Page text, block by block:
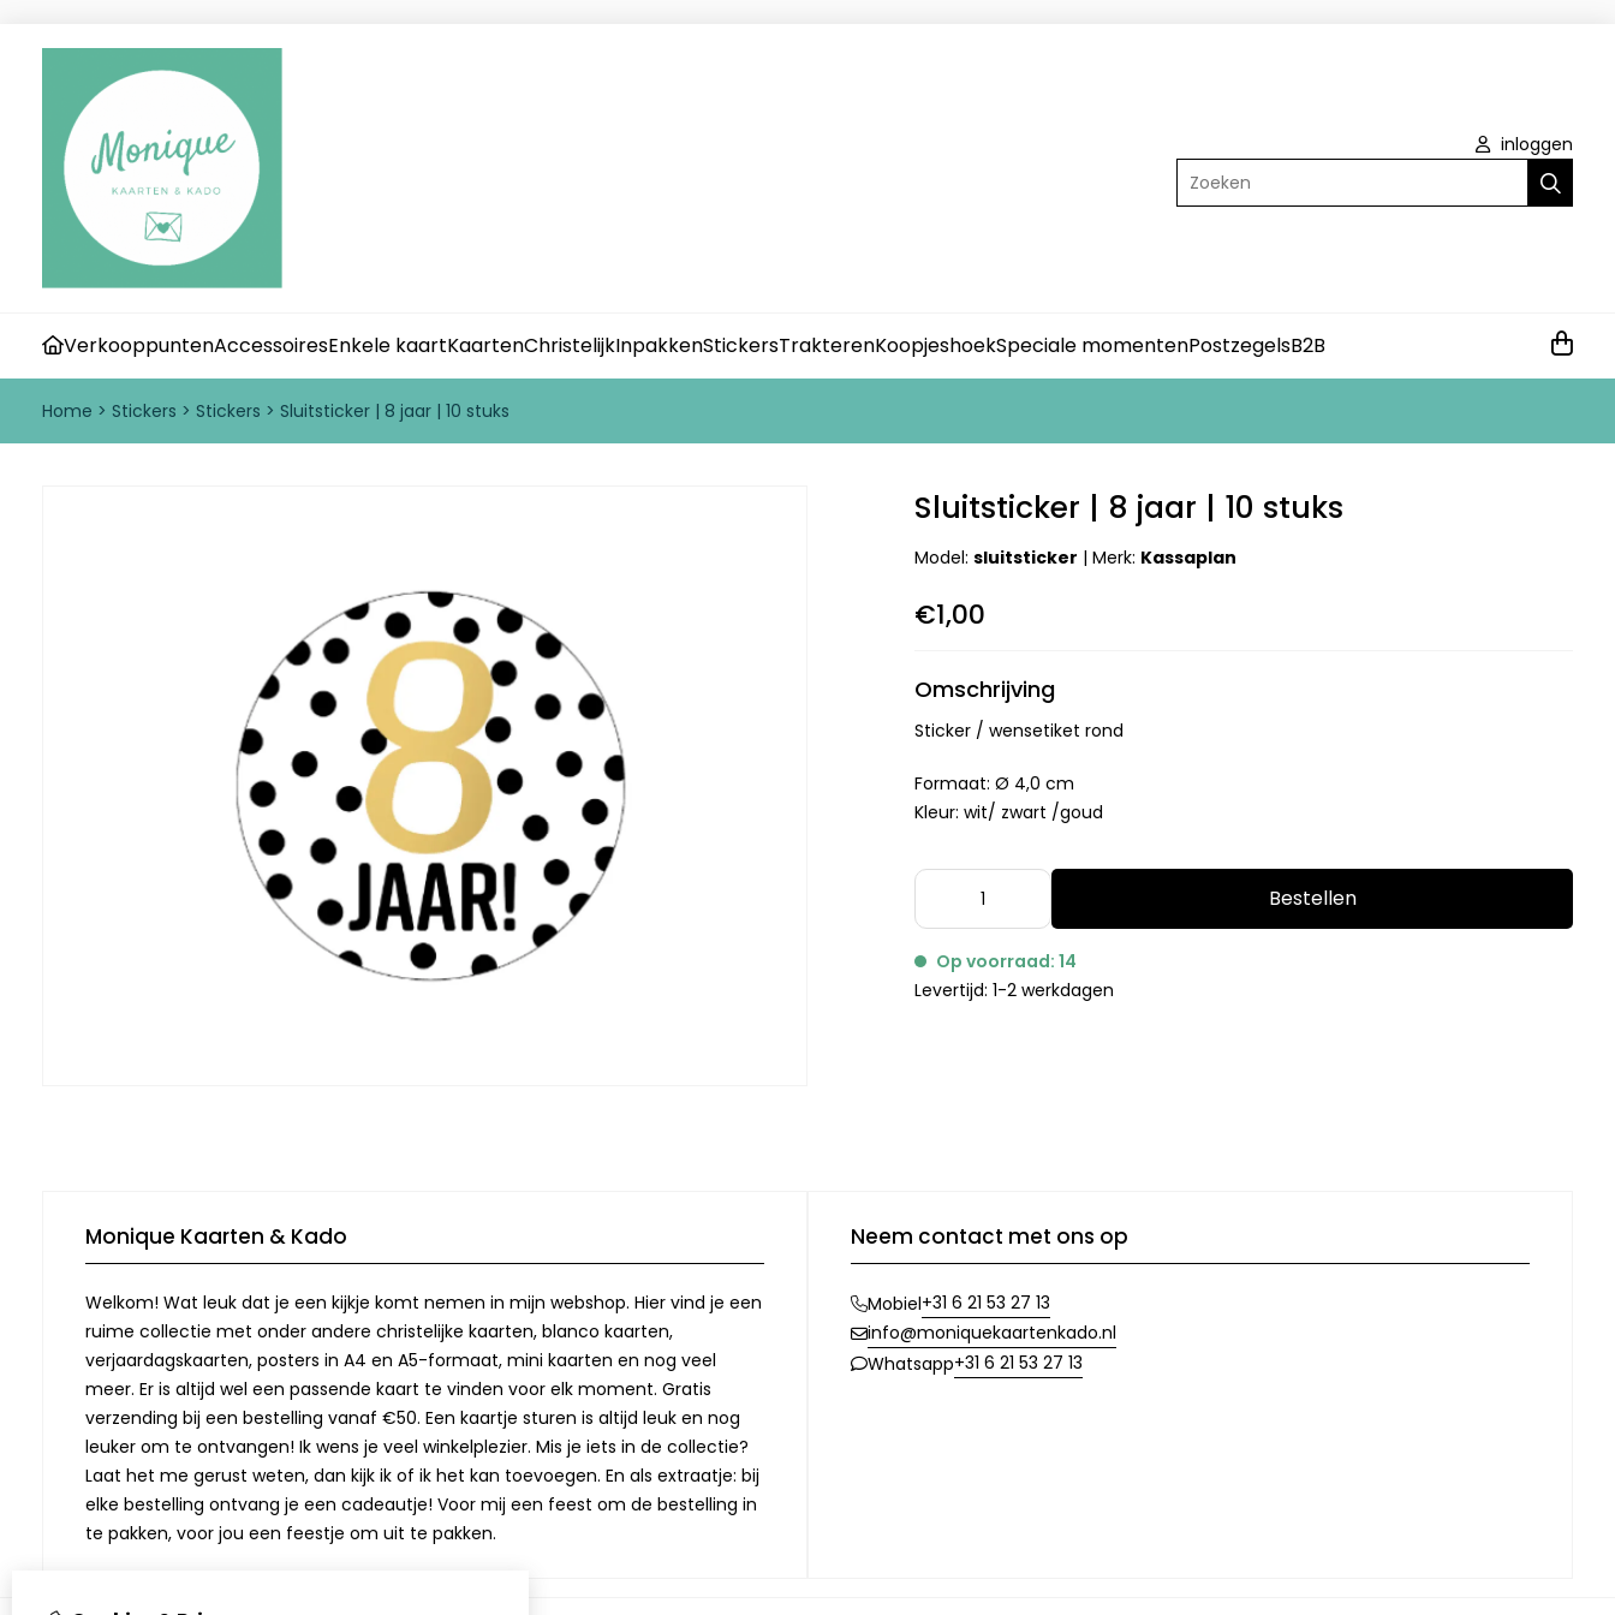
inloggen
Zoeken
VerkooppuntenAccessoiresEnkele kaartKaartenChristelijkInpakkenStickersTrakterenKoopjeshoekSpeciale momentenPostzegelsB2B
Home > Stickers > Stickers > Sluitsticker | 8 jaar | 10 stuks
Sluitsticker | 8 jaar | 10 stuks
Model:sluitsticker |Merk: Kassaplan
€1,00
Omschrijving
Sticker / wensetiket rond
Formaat: Ø 4,0 cm
Kleur: wit/ zwart /goud
Bestellen
Op voorraad: 14
Levertijd: 1-2 werkdagen
Monique Kaarten & Kado
Welkom! Wat leuk dat je een kijkje komt nemen in mijn webshop. Hier vind je een
ruime collectie met onder andere christelijke kaarten, blanco kaarten,
verjaardagskaarten, posters in A4 en A5-formaat, mini kaarten en nog veel
meer. Er is altijd wel een passende kaart te vinden voor elk moment. Gratis
verzending bij een bestelling vanaf €50. Een kaartje sturen is altijd leuk en nog
leuker om te ontvangen! Ik wens je veel winkelplezier. Mis je iets in de collectie?
Laat het me gerust weten, dan kijk ik of ik het kan toevoegen. En als extraatje: bij
elke bestelling ontvang je een cadeautje! Voor mij een feest om de bestelling in
te pakken, voor jou een feestje om uit te pakken.
Neem contact met ons op
Mobiel+31 6 21 53 27 13
info@moniquekaartenkado.nl
Whatsapp+31 6 21 53 27 13